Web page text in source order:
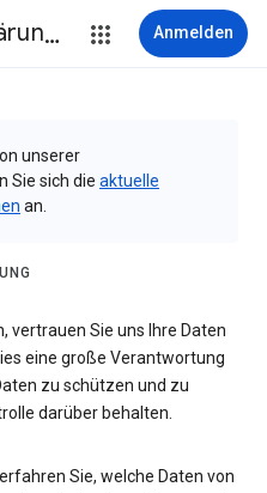
Datenschutzerklärung & Nutzungsbedingungen Anmelden
unserer
Sie sich die aktuelle
an.
vertrauen Sie uns Ihre Daten
eine große Verantwortung
zu schützen und zu
darüber behalten.
Sie, welche Daten von